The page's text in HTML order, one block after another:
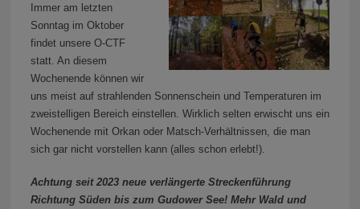
Immer am letzten
Sonntag im Oktober
findet unsere O-CTF
statt. An diesem
Wochenende können wir
uns meist auf strahlenden Sonnenschein und Temperaturen im
zweistelligen Bereich einstellen. Wirklich selten erwischt uns ein
Wochenende mit Orkan oder Matsch-Verhältnissen, die man
sich gar nicht vorstellen kann (alles schon erlebt!).
Achtung seit 2023 neue verlängerte Streckenführung
Richtung Süden bis zum Gudower See! Mehr Wald und